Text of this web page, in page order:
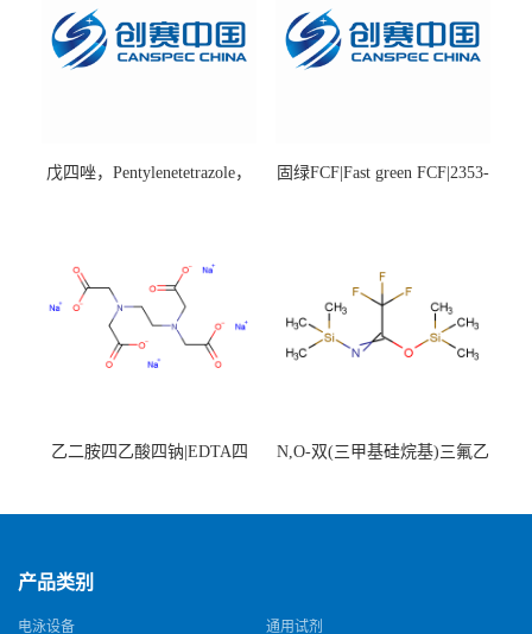
戊四唑，Pentylenetetrazole，
固绿FCF|Fast green FCF|2353-
乙二胺四乙酸四钠|EDTA四
N,O-双(三甲基硅烷基)三氟乙
产品类别
电泳设备 通用试剂